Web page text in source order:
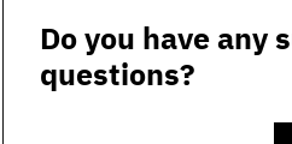
Do you have any
questions?